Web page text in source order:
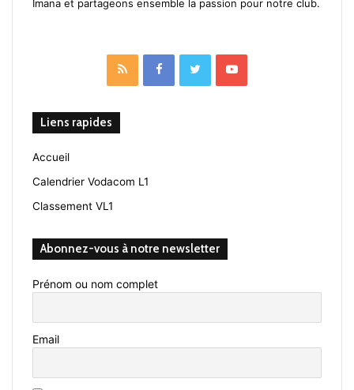
Imana et partageons ensemble la passion pour notre club.
RSS FacebookTwitterYouTube
Liens rapides
Accueil
Calendrier Vodacom L1
Classement VL1
Abonnez-vous à notre newsletter
Prénom ou nom complet
Email